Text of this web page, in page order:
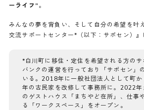
ーライフ”。
みんなの夢を背負い、そして自分の希望を叶
交流サポートセンター*（以下：サポセン）』
*白川町に移住・定住を希望される方の
バンクの運営を行っており「サポセン」
いる。2018年に一般社団法人として町
年の古民家を改修して事務所に。2022
のゲストハウス「まちやど在所」、仕事
る「ワークスペース」をオープン。